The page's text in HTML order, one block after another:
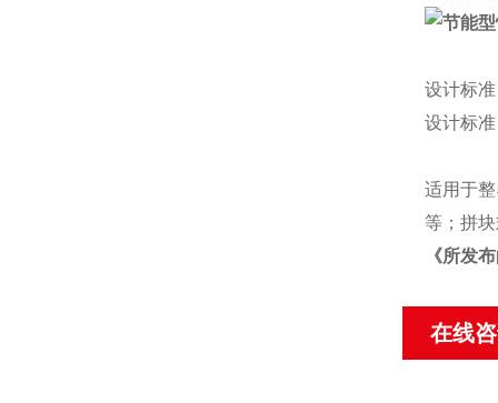
设计标准
设计标
适用于
等；拼
《所发
在线